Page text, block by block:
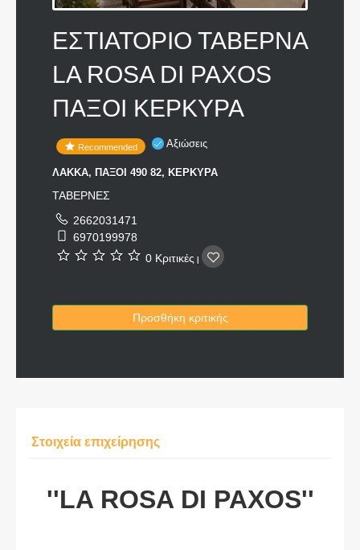
ΕΣΤΙΑΤΟΡΙΟ ΤΑΒΕΡΝΑ
LA ROSA DI PAXOS
ΠΑΞΟΙ ΚΕΡΚΥΡΑ
Recommended Αξιώσεις
ΛΑΚΚΑ, ΠΑΞΟΙ 490 82, ΚΕΡΚΥΡΑ
ΤΑΒΕΡΝΕΣ
2662031471
6970199978
0 Κριτικές
Προσθήκη κριτικής
Στοιχεία επιχείρησης
''LA ROSA DI PAXOS''